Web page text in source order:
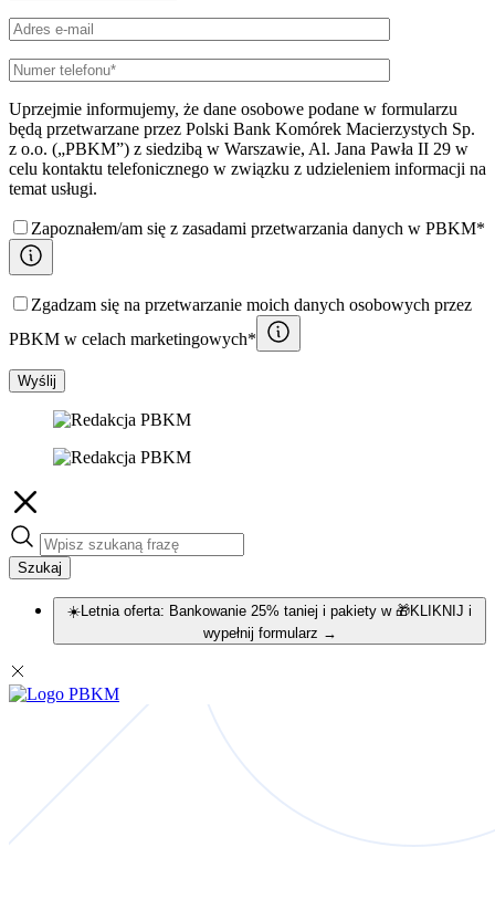
Uprzejmie informujemy, że dane osobowe podane w formularzu
będą przetwarzane przez Polski Bank Komórek Macierzystych Sp.
z o.o. („PBKM”) z siedzibą w Warszawie, Al. Jana Pawła II 29 w
celu kontaktu telefonicznego w związku z udzieleniem informacji na
temat usługi.
Zapoznałem/am się z zasadami przetwarzania danych w PBKM*
Zgadzam się na przetwarzanie moich danych osobowych przez
PBKM w celach marketingowych*
Wyślij
Szukaj
☀️Letnia oferta: Bankowanie 25% taniej i pakiety w 🎁KLIKNIJ i
wypełnij formularz →